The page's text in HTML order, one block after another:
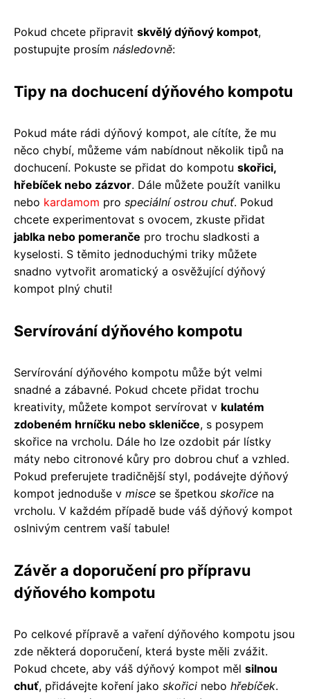
Pokud chcete připravit skvělý dýňový kompot,
postupujte prosím následovně:
Tipy na dochucení dýňového kompotu
Pokud máte rádi dýňový kompot, ale cítíte, že mu
něco chybí, můžeme vám nabídnout několik tipů na
dochucení. Pokuste se přidat do kompotu skořici,
hřebíček nebo zázvor. Dále můžete použít vanilku
nebo kardamom pro speciální ostrou chuť. Pokud
chcete experimentovat s ovocem, zkuste přidat
jablka nebo pomeranče pro trochu sladkosti a
kyselosti. S těmito jednoduchými triky můžete
snadno vytvořit aromatický a osvěžující dýňový
kompot plný chuti!
Servírování dýňového kompotu
Servírování dýňového kompotu může být velmi
snadné a zábavné. Pokud chcete přidat trochu
kreativity, můžete kompot servírovat v kulatém
zdobeném hrníčku nebo skleničce, s posypem
skořice na vrcholu. Dále ho lze ozdobit pár lístky
máty nebo citronové kůry pro dobrou chuť a vzhled.
Pokud preferujete tradičnější styl, podávejte dýňový
kompot jednoduše v misce se špetkou skořice na
vrcholu. V každém případě bude váš dýňový kompot
oslnivým centrem vaší tabule!
Závěr a doporučení pro přípravu
dýňového kompotu
Po celkové přípravě a vaření dýňového kompotu jsou
zde některá doporučení, která byste měli zvážit.
Pokud chcete, aby váš dýňový kompot měl silnou
chuť, přidávejte koření jako skořici nebo hřebíček.